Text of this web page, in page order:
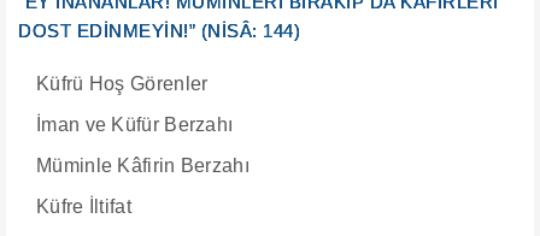
DOST EDİNMEYİN!” (NİSÂ: 144)
Küfrü Hoş Görenler
İman ve Küfür Berzahı
Müminle Kâfirin Berzahı
Küfre İltifat